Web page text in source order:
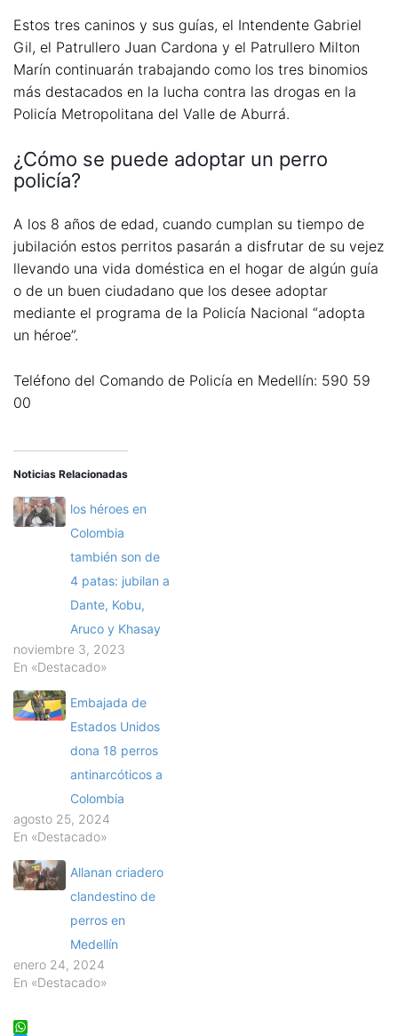
Estos tres caninos y sus guías, el Intendente Gabriel
Gil, el Patrullero Juan Cardona y el Patrullero Milton
Marín continuarán trabajando como los tres binomios
más destacados en la lucha contra las drogas en la
Policía Metropolitana del Valle de Aburrá.
¿Cómo se puede adoptar un perro
policía?
A los 8 años de edad, cuando cumplan su tiempo de
jubilación estos perritos pasarán a disfrutar de su vejez
llevando una vida doméstica en el hogar de algún guía
o de un buen ciudadano que los desee adoptar
mediante el programa de la Policía Nacional “adopta
un héroe”.
Teléfono del Comando de Policía en Medellín: 590 59
00
Noticias Relacionadas
los héroes en
Colombia
también son de
4 patas: jubilan a
Dante, Kobu,
Aruco y Khasay
noviembre 3, 2023
En «Destacado»
Embajada de
Estados Unidos
dona 18 perros
antinarcóticos a
Colombia
agosto 25, 2024
En «Destacado»
Allanan criadero
clandestino de
perros en
Medellín
enero 24, 2024
En «Destacado»